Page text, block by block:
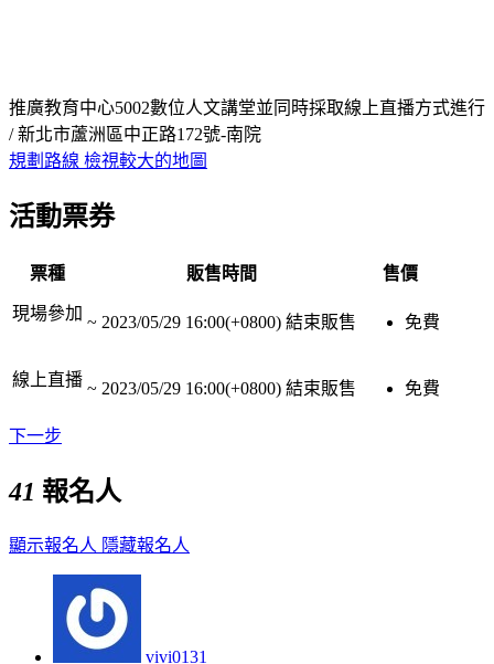
推廣教育中心5002數位人文講堂並同時採取線上直播方式進行
/ 新北市蘆洲區中正路172號-南院
規劃路線 檢視較大的地圖
活動票券
票種 販售時間 售價
現場參加 ~ 2023/05/29 16:00(+0800) 結束販售 免費
線上直播 ~ 2023/05/29 16:00(+0800) 結束販售 免費
下一步
41 報名人
顯示報名人 隱藏報名人
vivi0131